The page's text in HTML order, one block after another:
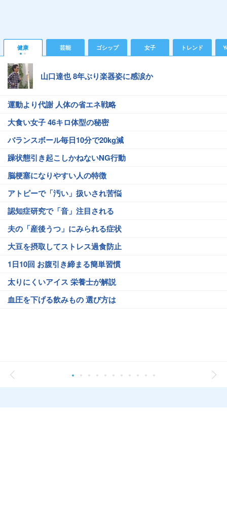
健康 芸能 ゴシップ 女子 トレンド
山口達也 8年ぶり楽器姿に感涙か
運動より代謝 人体の省エネ戦略
大食い女子 46キロ体型の秘密
バランスボール毎日10分で20kg減
躁状態引き起こしかねないNG行動
脳梗塞になりやすい人の特徴
アトピーで「汚い」扱いされ苦悩
認知症研究で「音」注目される
夫の「産後うつ」にみられる症状
大豆を摂取してストレス過食防止
1日10回 お腹引き締まる簡単習慣
太りにくいアイス 栄養士が解説
血圧を下げる飲みもの 選び方は